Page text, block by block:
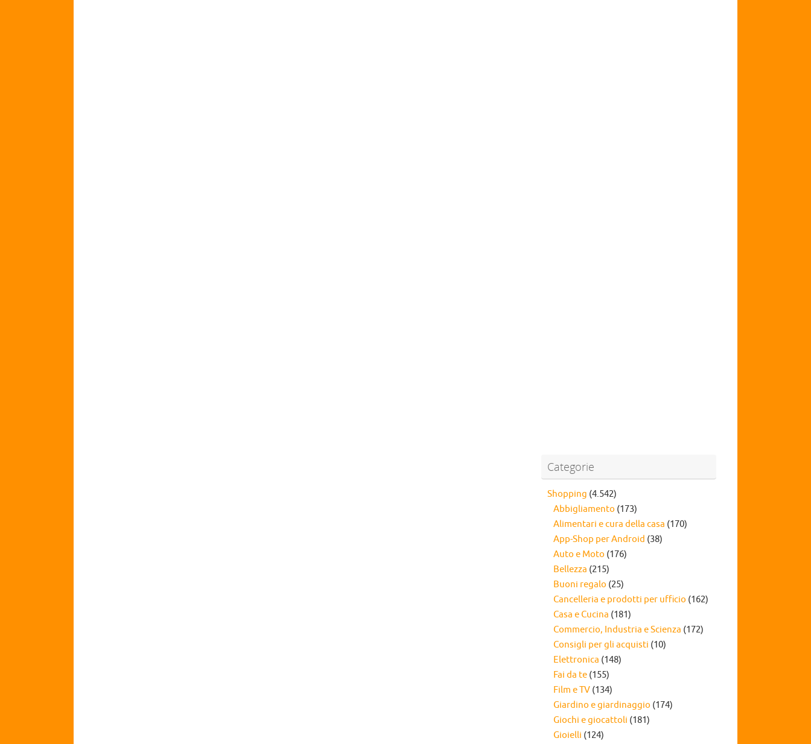
Categorie
Shopping (4.542)
Abbigliamento (173)
Alimentari e cura della casa (170)
App-Shop per Android (38)
Auto e Moto (176)
Bellezza (215)
Buoni regalo (25)
Cancelleria e prodotti per ufficio (162)
Casa e Cucina (181)
Commercio, Industria e Scienza (172)
Consigli per gli acquisti (10)
Elettronica (148)
Fai da te (155)
Film e TV (134)
Giardino e giardinaggio (174)
Giochi e giocattoli (181)
Gioielli (124)